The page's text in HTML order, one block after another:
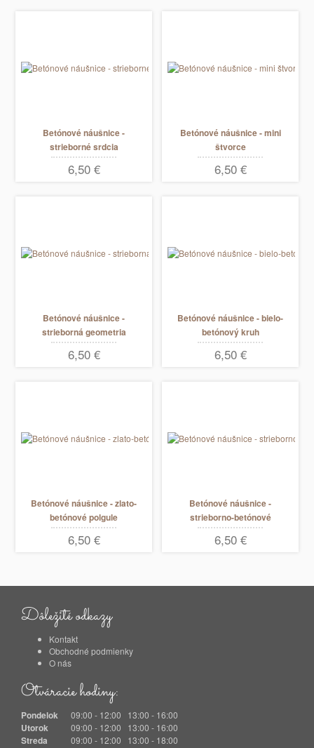
Betónové náušnice -
strieborné srdcia
6,50 €
Betónové náušnice - mini
štvorce
6,50 €
Betónové náušnice -
strieborná geometria
6,50 €
Betónové náušnice - bielo-
betónový kruh
6,50 €
Betónové náušnice - zlato-
betónové polgule
6,50 €
Betónové náušnice -
strieborno-betónové
polgule
6,50 €
Dôležité odkazy
Kontakt
Obchodné podmienky
O nás
Otváracie hodiny:
Pondelok 09:00 - 12:00 13:00 - 16:00
Utorok 09:00 - 12:00 13:00 - 16:00
Streda 09:00 - 12:00 13:00 - 18:00